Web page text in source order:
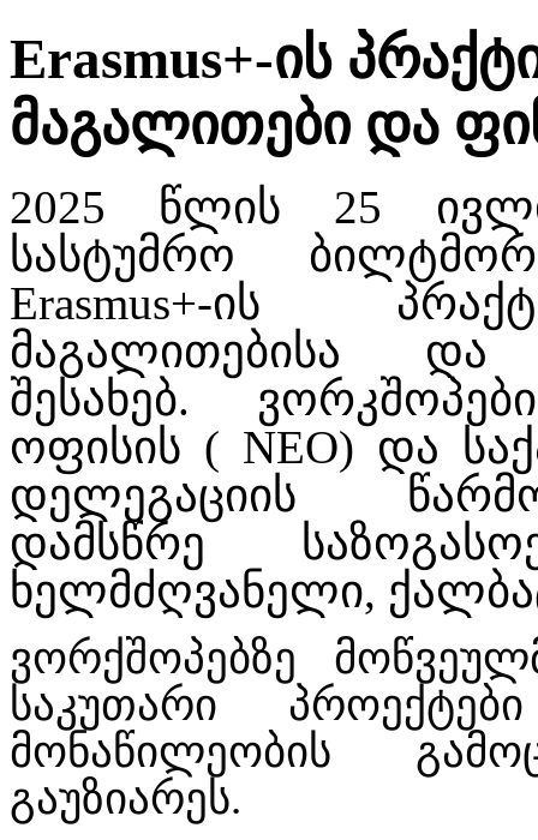
Erasmus+-ის
მაგალითები და
2025 წლის 25
სასტუმრო
Erasmus+-ის
მაგალითებისა და
შესახებ.
ოფისის ( NEO) და
დელეგაციის
დამსწრე
ხელმძღვანელი,
ვორქშოპებზე
საკუთარი
მონაწილეობის
გაუზიარეს.